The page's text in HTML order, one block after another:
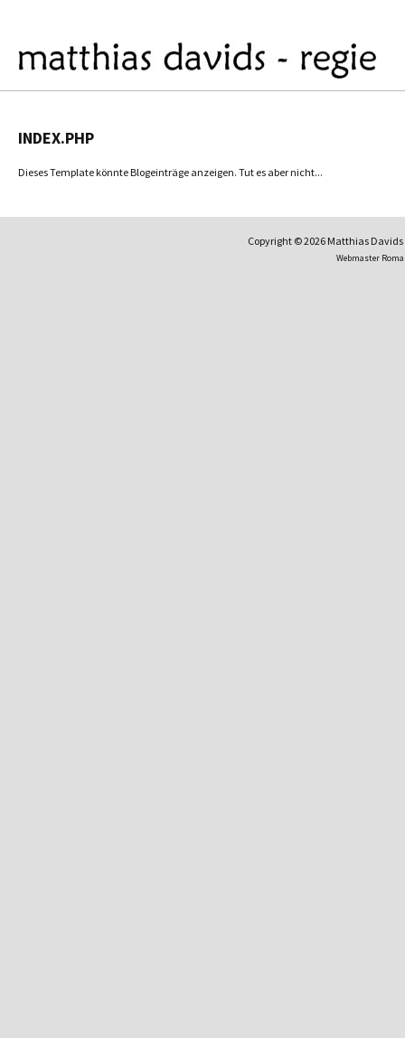
INDEX.PHP
Dieses Template könnte Blogeinträge anzeigen. Tut es aber nicht...
Copyright © 2026 Matthias
Webmaster